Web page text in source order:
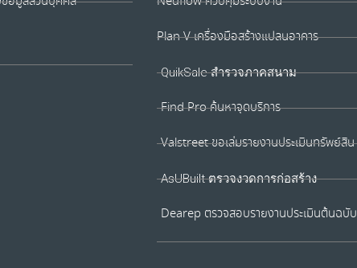
Plan V เครื่องมือสร้างแปลนอาคาร
QuikSale สำรวจภาคสนาม
Find Pro ค้นหาจุดบริการ
Valstreet ขอเล่มรายงานประเมินทรัพย์สิน
AsUBuilt ตรวจงวดการก่อสร้าง
Dearep ตรวจสอบรายงานประเมินต้นฉบับ